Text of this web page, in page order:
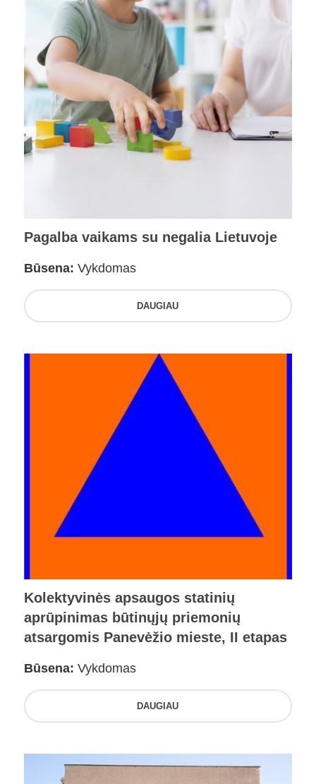
Pagalba vaikams su negalia Lietuvoje
Būsena: Vykdomas
DAUGIAU
Kolektyvinės apsaugos statinių
aprūpinimas būtinųjų priemonių
atsargomis Panevėžio mieste, II etapas
Būsena: Vykdomas
DAUGIAU